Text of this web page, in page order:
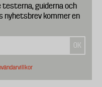
testerna, guiderna och
nyhetsbrev kommer en